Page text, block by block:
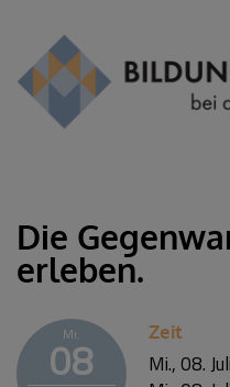
Die
erleben.
Mi.
08 Zeit
Mi., 08.